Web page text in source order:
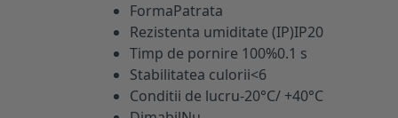
FormaPatrata
Rezistenta umiditate (IP)IP20
Timp de pornire 100%0.1 s
Stabilitatea culorii<6
Conditii de lucru-20°C/ +40°C